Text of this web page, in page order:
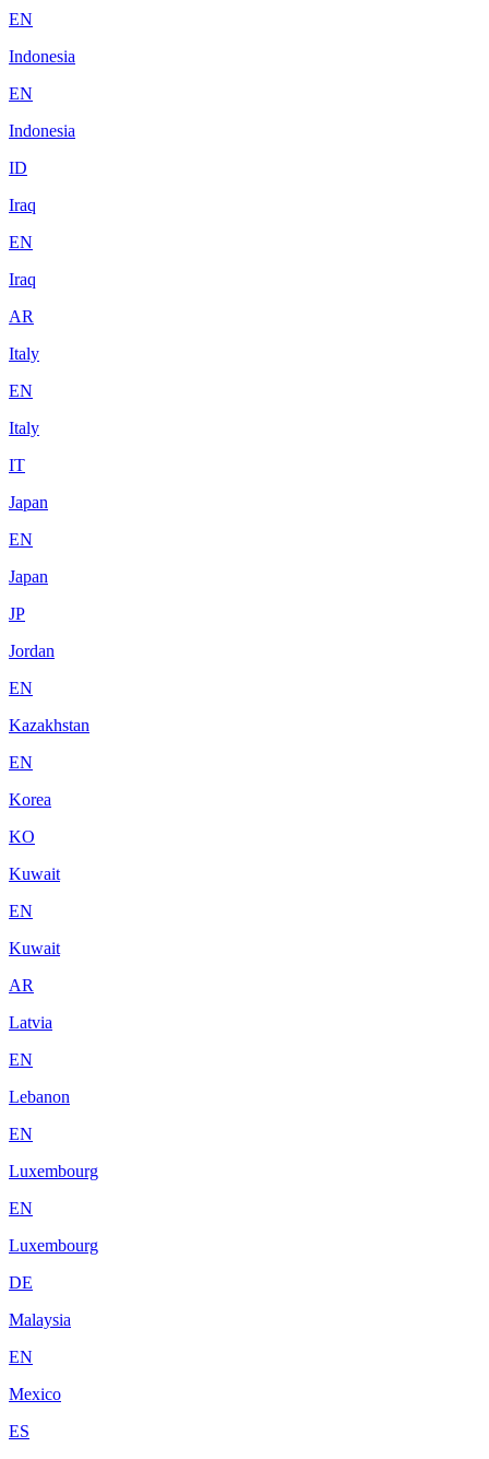
EN
Indonesia
EN
Indonesia
ID
Iraq
EN
Iraq
AR
Italy
EN
Italy
IT
Japan
EN
Japan
JP
Jordan
EN
Kazakhstan
EN
Korea
KO
Kuwait
EN
Kuwait
AR
Latvia
EN
Lebanon
EN
Luxembourg
EN
Luxembourg
DE
Malaysia
EN
Mexico
ES